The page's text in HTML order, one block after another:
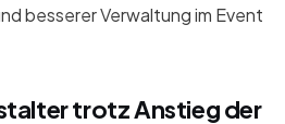
besserer Verwaltung im Event
trotz Anstieg der